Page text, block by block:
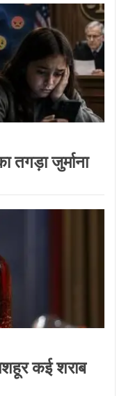
स्कूल में
एवं कॉमिक्स
सेमिनार